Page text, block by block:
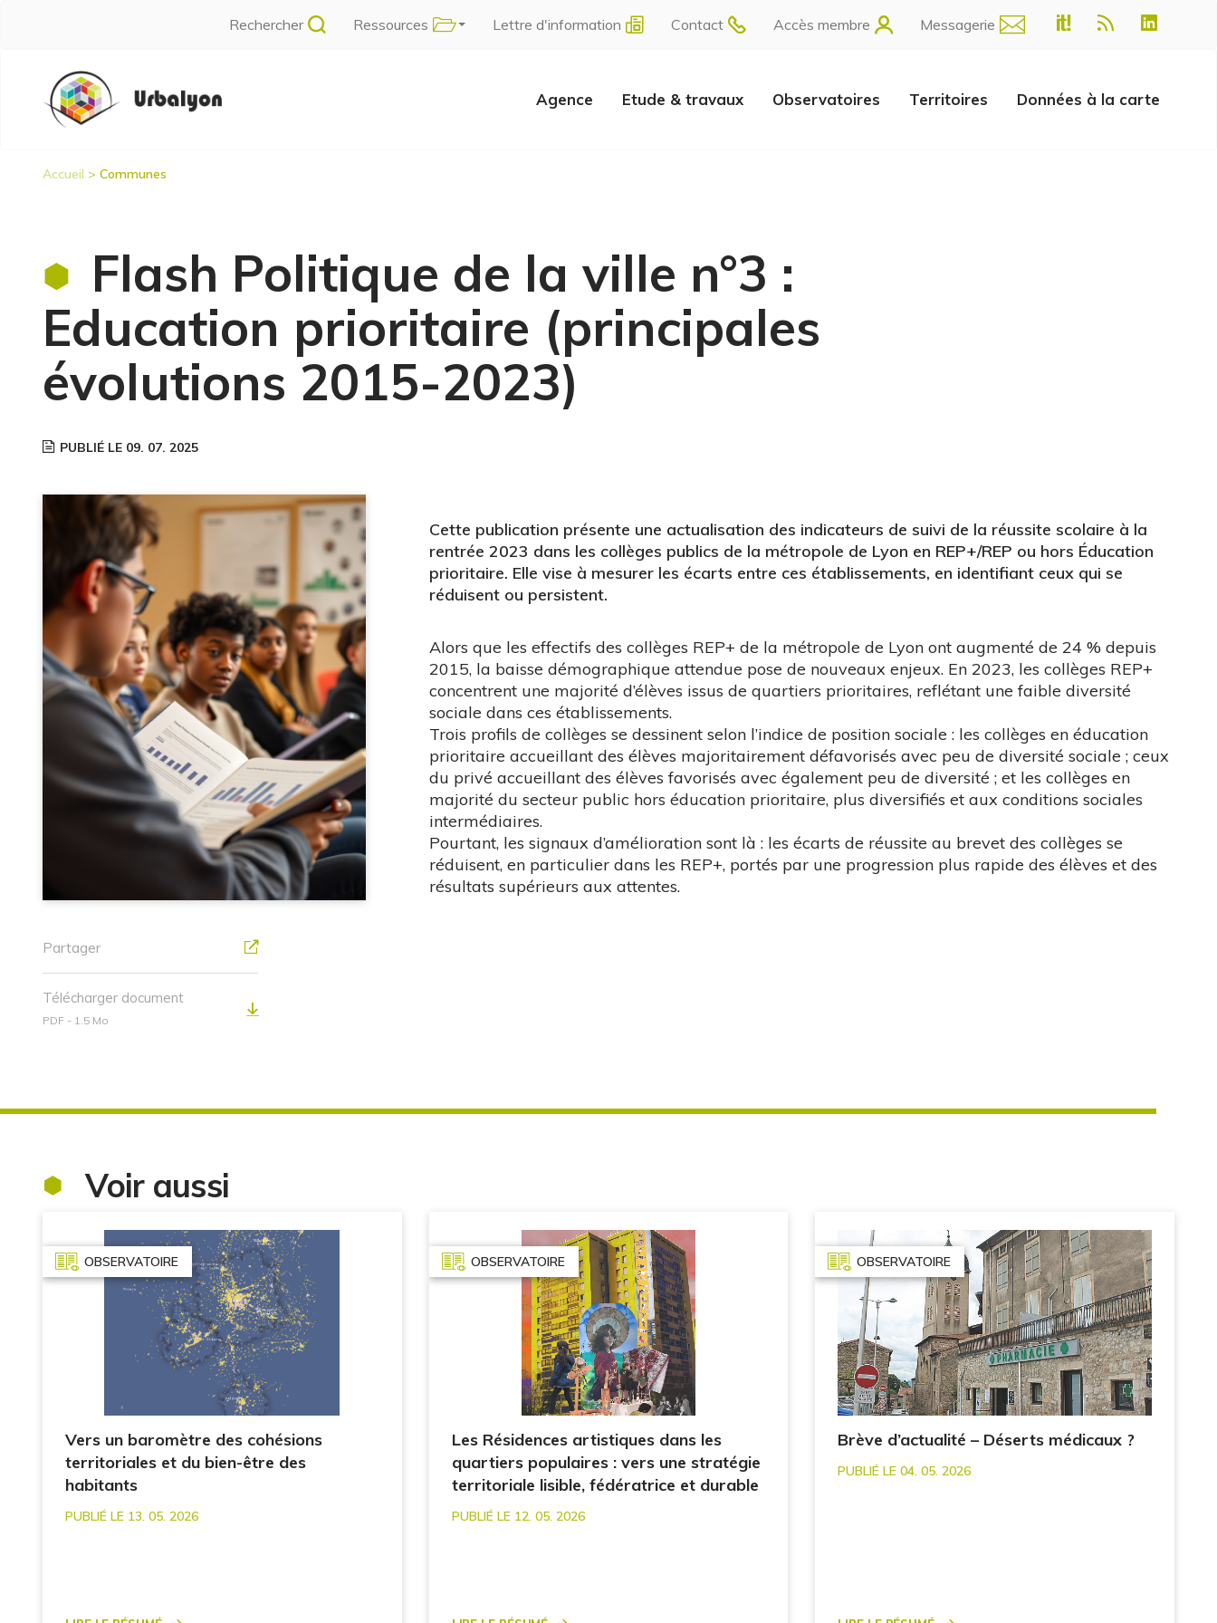
Rechercher Ressources Lettre d'information Contact Accès membre Messagerie
Navigation
principale
Agence Etude & travaux Observatoires Territoires Données à la carte
Accueil Communes
Flash Politique de la ville n°3 :
Education prioritaire (principales
évolutions 2015-2023)
PUBLIÉ LE 09. 07. 2025
Partager
Télécharger document
PDF - 1.5 Mo
Cette publication présente une actualisation des indicateurs de suivi de la réussite scolaire à la
rentrée 2023 dans les collèges publics de la métropole de Lyon en REP+/REP ou hors Éducation
prioritaire. Elle vise à mesurer les écarts entre ces établissements, en identifiant ceux qui se
réduisent ou persistent.
Alors que les effectifs des collèges REP+ de la métropole de Lyon ont augmenté de 24 % depuis
2015, la baisse démographique attendue pose de nouveaux enjeux. En 2023, les collèges REP+
concentrent une majorité d’élèves issus de quartiers prioritaires, reflétant une faible diversité
sociale dans ces établissements.
Trois profils de collèges se dessinent selon l’indice de position sociale : les collèges en éducation
prioritaire accueillant des élèves majoritairement défavorisés avec peu de diversité sociale ; ceux
du privé accueillant des élèves favorisés avec également peu de diversité ; et les collèges en
majorité du secteur public hors éducation prioritaire, plus diversifiés et aux conditions sociales
intermédiaires.
Pourtant, les signaux d’amélioration sont là : les écarts de réussite au brevet des collèges se
réduisent, en particulier dans les REP+, portés par une progression plus rapide des élèves et des
résultats supérieurs aux attentes.
Voir aussi
OBSERVATOIRE
Vers un baromètre des cohésions
territoriales et du bien-être des
habitants
PUBLIÉ LE 13. 05. 2026
OBSERVATOIRE
Les Résidences artistiques dans les
quartiers populaires : vers une stratégie
territoriale lisible, fédératrice et durable
PUBLIÉ LE 12. 05. 2026
OBSERVATOIRE
Brève d’actualité – Déserts médicaux ?
PUBLIÉ LE 04. 05. 2026